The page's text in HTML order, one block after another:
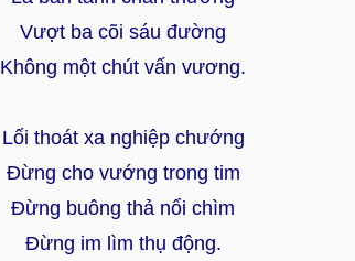
Vượt ba cõi sáu đường
Không một chút vấn vương.
Lối thoát xa nghiệp chướng
Đừng cho vướng trong tim
Đừng buông thả nổi chìm
Đừng im lìm thụ động.